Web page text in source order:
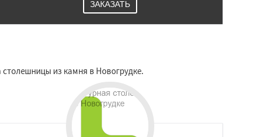
ЗАКАЗАТЬ
из камня в Новогрудке.